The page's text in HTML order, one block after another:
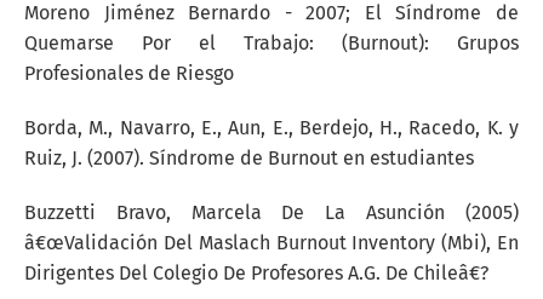
Moreno Jiménez Bernardo - 2007; El Síndrome de
Quemarse Por el Trabajo: (Burnout): Grupos
Profesionales de Riesgo
Borda, M., Navarro, E., Aun, E., Berdejo, H., Racedo, K. y
Ruiz, J. (2007). Síndrome de Burnout en estudiantes
Buzzetti Bravo, Marcela De La Asunción (2005)
â€œValidación Del Maslach Burnout Inventory (Mbi), En
Dirigentes Del Colegio De Profesores A.G. De Chileâ€?